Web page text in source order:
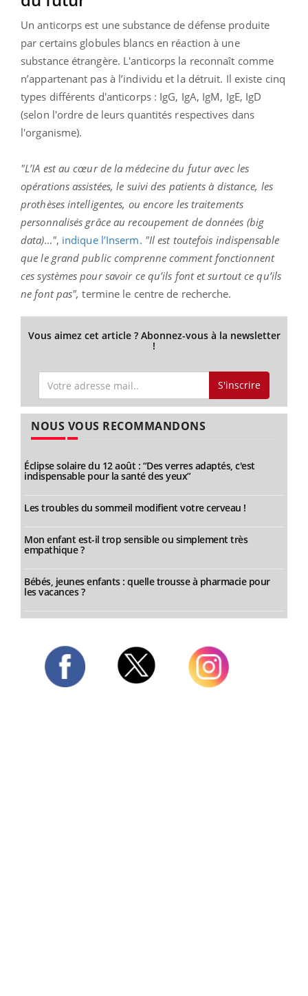
Un anticorps est une substance de défense produite
par certains globules blancs en réaction à une
substance étrangère. L'anticorps la reconnaît comme
n’appartenant pas à l’individu et la détruit. Il existe cinq
types différents d'anticorps : IgG, IgA, IgM, IgE, IgD
(selon l'ordre de leurs quantités respectives dans
l'organisme).
"L’IA est au cœur de la médecine du futur avec les
opérations assistées, le suivi des patients à distance, les
prothèses intelligentes, ou encore les traitements
personnalisés grâce au recoupement de données (big
data)…", indique l’Inserm. "Il est toutefois indispensable
que le grand public comprenne comment fonctionnent
ces systèmes pour savoir ce qu’ils font et surtout ce qu’ils
ne font pas",termine le centre de recherche.
Vous aimez cet article ? Abonnez-vous à la newsletter
!
S'inscrire
NOUS VOUS RECOMMANDONS
Éclipse solaire du 12 août : “Des verres adaptés, c'est
indispensable pour la santé des yeux”
Les troubles du sommeil modifient votre cerveau !
Mon enfant est-il trop sensible ou simplement très
empathique ?
Bébés, jeunes enfants : quelle trousse à pharmacie pour
les vacances ?